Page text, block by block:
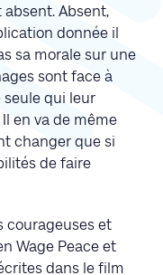
absent. Absent,
donnée il
sa morale sur une
sont face à
seule qui leur
en va de même
changer que si
de faire
courageuses et
Wage Peace et
dans le film